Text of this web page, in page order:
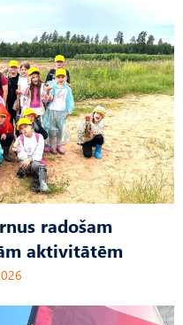
radošam
aktivitātēm